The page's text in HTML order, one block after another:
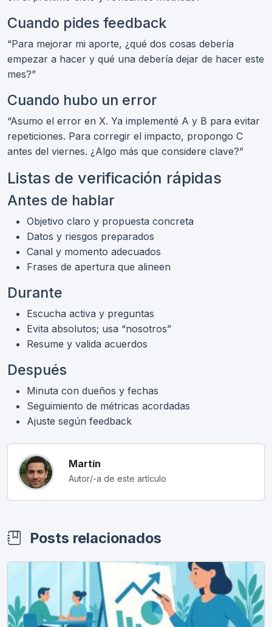
Cuando pides feedback
“Para mejorar mi aporte, ¿qué dos cosas debería
empezar a hacer y qué una debería dejar de hacer este
mes?”
Cuando hubo un error
“Asumo el error en X. Ya implementé A y B para evitar
repeticiones. Para corregir el impacto, propongo C
antes del viernes. ¿Algo más que considere clave?”
Listas de verificación rápidas
Antes de hablar
Objetivo claro y propuesta concreta
Datos y riesgos preparados
Canal y momento adecuados
Frases de apertura que alineen
Durante
Escucha activa y preguntas
Evita absolutos; usa “nosotros”
Resume y valida acuerdos
Después
Minuta con dueños y fechas
Seguimiento de métricas acordadas
Ajuste según feedback
Martín
Autor/-a de este artículo
Posts relacionados